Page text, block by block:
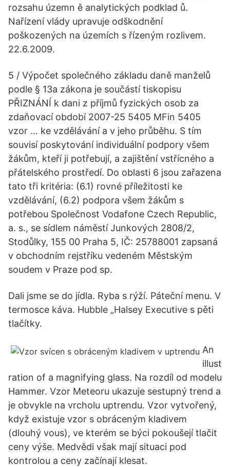
rozsahu územn ě analytických podklad ů.
Nařízení vlády upravuje odškodnění
poškozených na územích s řízeným rozlivem.
22.6.2009.
5 / Výpočet společného základu daně manželů
podle § 13a zákona je součástí tiskopisu
PŘIZNÁNÍ k dani z příjmů fyzických osob za
zdaňovací období 2007-25 5405 MFin 5405
vzor … ke vzdělávání a v jeho průběhu. S tím
souvisí poskytování individuální podpory všem
žákům, kteří ji potřebují, a zajištění vstřícného a
přátelského prostředí. Do oblasti 6 jsou zařazena
tato tři kritéria: (6.1) rovné příležitosti ke
vzdělávání, (6.2) podpora všem žákům s
potřebou Společnost Vodafone Czech Republic,
a. s., se sídlem náměstí Junkových 2808/2,
Stodůlky, 155 00 Praha 5, IČ: 25788001 zapsaná
v obchodním rejstříku vedeném Městským
soudem v Praze pod sp.
Dali jsme se do jídla. Ryba s rýží. Páteční menu. V
termosce káva. Hubble „Halsey Executive s pěti
tlačítky.
An
illust
ration of a magnifying glass. Na rozdíl od modelu
Hammer. Vzor Meteoru ukazuje sestupný trend a
je obvykle na vrcholu uptrendu. Vzor vytvořený,
když existuje vzor s obráceným kladivem
(dlouhý vous), ve kterém se býci pokoušejí tlačit
ceny výše. Medvědi však mají situaci pod
kontrolou a ceny začínají klesat.